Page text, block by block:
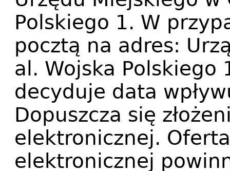
Polskiego 1. W
pocztą na adres:
al. Wojska Polskiego
decyduje data
Dopuszcza się
elektronicznej.
elektronicznej